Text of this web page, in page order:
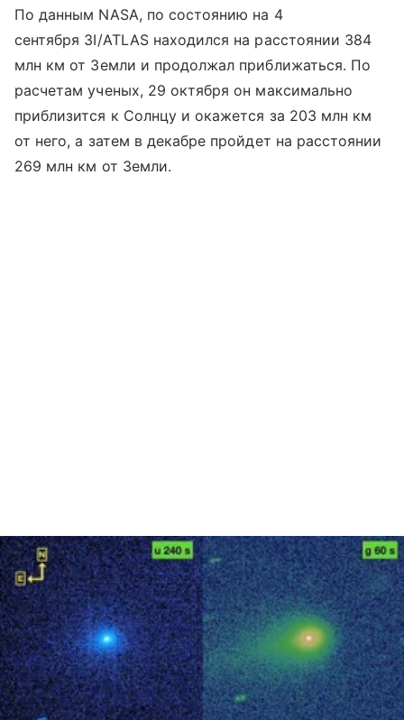
По данным NASA, по состоянию на 4
сентября 3I/ATLAS находился на расстоянии 384
млн км от Земли и продолжал приближаться. По
расчетам ученых, 29 октября он максимально
приблизится к Солнцу и окажется за 203 млн км
от него, а затем в декабре пройдет на расстоянии
269 млн км от Земли.